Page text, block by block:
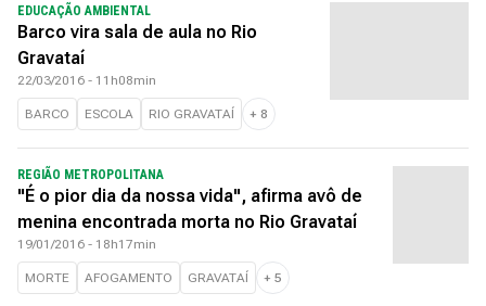
EDUCAÇÃO AMBIENTAL
Barco vira sala de aula no Rio
Gravataí
22/03/2016 - 11h08min
BARCO ESCOLA RIO GRAVATAÍ + 8
REGIÃO METROPOLITANA
"É o pior dia da nossa vida", afirma avô de
menina encontrada morta no Rio Gravataí
19/01/2016 - 18h17min
MORTE AFOGAMENTO GRAVATAÍ + 5